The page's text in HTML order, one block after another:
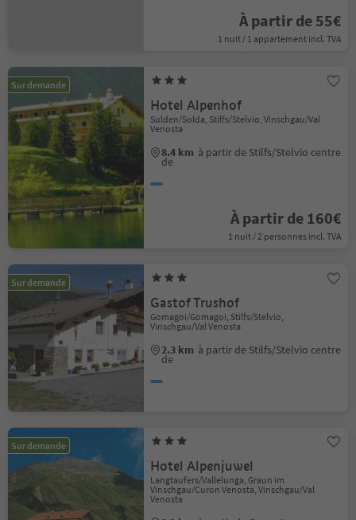
À partir de 55€
1 nuit / 1 appartement incl. TVA
Sur demande
Hotel Alpenhof
Sulden/Solda, Stilfs/Stelvio, Vinschgau/Val
Venosta
8.4 km à partir de Stilfs/Stelvio centre
de
À partir de 160€
1 nuit / 2 personnes incl. TVA
Sur demande
Gastof Trushof
Gomagoi/Gomagoi, Stilfs/Stelvio,
Vinschgau/Val Venosta
2.3 km à partir de Stilfs/Stelvio centre
de
Sur demande
Hotel Alpenjuwel
Langtaufers/Vallelunga, Graun im
Vinschgau/Curon Venosta, Vinschgau/Val
Venosta